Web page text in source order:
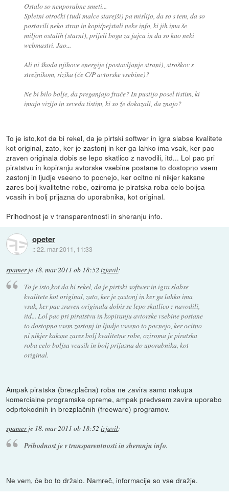
Ostalo so neuporabne smeti...
Spletni otročki (tudi malce starejši) pa mislijo, da so s tem, da so
postavili neko stran in kopi/pejstali neke info, ki jih ima še
miljon ostalih (starni), prijeli boga za jajca in da so kao neki
webmastri. Jao...
Ali ni škoda njihove energije (postavljanje strani), stroškov s
strežnikom, rizika (če C/P avtorske vsebine)?
Ne bi bilo bolje, da preganjajo frače? In pustijo posel tistim, ki
imajo vizijo in seveda tistim, ki so že dokazali, da znajo?
To je isto,kot da bi rekel, da je pirtski softwer in igra slabse kvalitete
kot original, zato, ker je zastonj in ker ga lahko ima vsak, ker pac
zraven originala dobis se lepo skatlico z navodili, itd... Lol pac pri
piratstvu in kopiranju avtorske vsebine postane to dostopno vsem
zastonj in ljudje vseeno to pocnejo, ker ocitno ni nikjer kaksne
zares bolj kvalitetne robe, oziroma je piratska roba celo boljsa
vcasih in bolj prijazna do uporabnika, kot original.
Prihodnost je v transparentnosti in sheranju info.
opeter
::22. mar 2011, 11:33
spamerje 18. mar 2011 ob 18:52 izjavil:
To je isto,kot da bi rekel, da je pirtski softwer in igra slabse
kvalitete kot original, zato, ker je zastonj in ker ga lahko ima
vsak, ker pac zraven originala dobis se lepo skatlico z navodili,
itd... Lol pac pri piratstvu in kopiranju avtorske vsebine postane
to dostopno vsem zastonj in ljudje vseeno to pocnejo, ker ocitno
ni nikjer kaksne zares bolj kvalitetne robe, oziroma je piratska
roba celo boljsa vcasih in bolj prijazna do uporabnika, kot
original.
Ampak piratska (brezplačna) roba ne zavira samo nakupa
komercialne programske opreme, ampak predvsem zavira uporabo
odprtokodnih in brezplačnih (freeware) programov.
spamerje 18. mar 2011 ob 18:52 izjavil:
Prihodnost je v transparentnosti in sheranju info.
Ne vem, če bo to držalo. Namreč, informacije so vse dražje.